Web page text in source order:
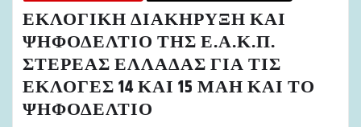
ΕΚΛΟΓΙΚΗ ΔΙΑΚΗΡΥΞΗ ΚΑΙ
ΨΗΦΟΔΕΛΤΙΟ ΤΗΣ Ε.Α.Κ.Π.
ΣΤΕΡΕΑΣ ΕΛΛΑΔΑΣ ΓΙΑ ΤΙΣ
ΕΚΛΟΓΕΣ 14 ΚΑΙ 15 ΜΑΗ ΚΑΙ ΤΟ
ΨΗΦΟΔΕΛΤΙΟ